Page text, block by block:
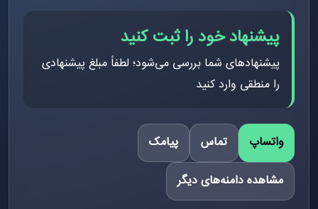
پیشنهاد خود را ثبت کنید
پیشنهادهای شما بررسی می‌شود؛ لطفاً مبلغ پیشنهادی
را منطقی وارد کنید
واتساپ تماس
پیامک
مشاهده دامنه‌های دیگر